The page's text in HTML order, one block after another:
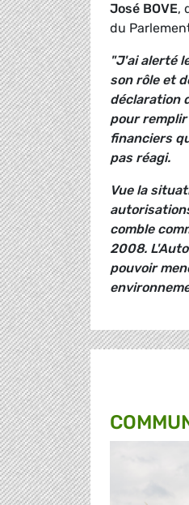
José BOVE,
du
"J'ai alerté
son rôle et
déclaration
pour
financiers
pas réagi.
Vue la
comble
2008.
pouvoir